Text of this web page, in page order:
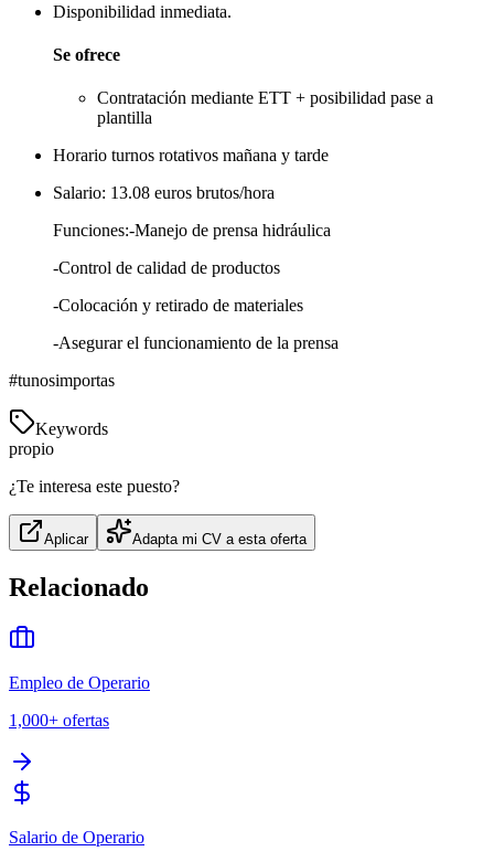
Disponibilidad inmediata.
Se ofrece
Contratación mediante ETT + posibilidad pase a
plantilla
Horario turnos rotativos mañana y tarde
Salario: 13.08 euros brutos/hora
Funciones:-Manejo de prensa hidráulica
-Control de calidad de productos
-Colocación y retirado de materiales
-Asegurar el funcionamiento de la prensa
#tunosimportas
Keywords
propio
¿Te interesa este puesto?
Aplicar Adapta mi CV a esta oferta
Relacionado
Empleo de Operario
1,000+ ofertas
Salario de Operario